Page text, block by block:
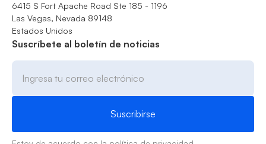
6415 S Fort Apache Road Ste 185 - 1196
Las Vegas, Nevada 89148
Estados Unidos
Suscríbete al boletín de noticias